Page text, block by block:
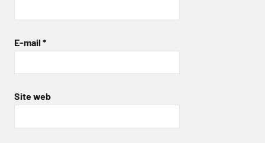
E-mail *
Site web